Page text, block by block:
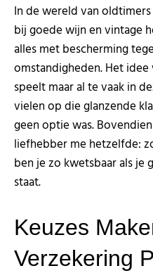
In de wereld van
bij goede wijn en vintage
alles met bescherming
omstandigheden. Het
speelt maar al te vaak in
vielen op die glanzende
geen optie was.
liefhebber me hetzelfde:
ben je zo kwetsbaar als je
staat.
Keuzes
Verzekering